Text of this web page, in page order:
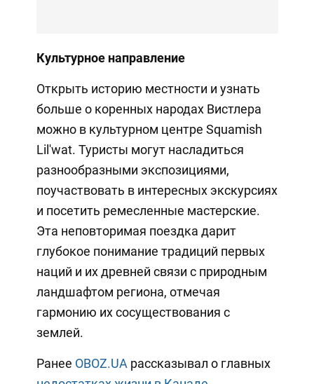
Культурное направление
Открыть историю местности и узнать
больше о коренных народах Вистлера
можно в культурном центре Squamish
Lil'wat. Туристы могут насладиться
разнообразными экспозициями,
поучаствовать в интересных экскурсиях
и посетить ремесленные мастерские.
Эта неповторимая поездка дарит
глубокое понимание традиций первых
наций и их древней связи с природным
ландшафтом региона, отмечая
гармонию их сосуществования с
землей.
Ранее OBOZ.UA рассказывал о главных